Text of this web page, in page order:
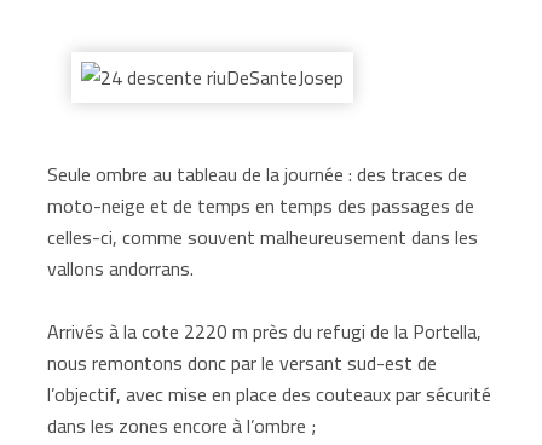
Seule ombre au tableau de la journée : des traces de
moto-neige et de temps en temps des passages de
celles-ci, comme souvent malheureusement dans les
vallons andorrans.
Arrivés à la cote 2220 m près du refugi de la Portella,
nous remontons donc par le versant sud-est de
l’objectif, avec mise en place des couteaux par sécurité
dans les zones encore à l’ombre ;